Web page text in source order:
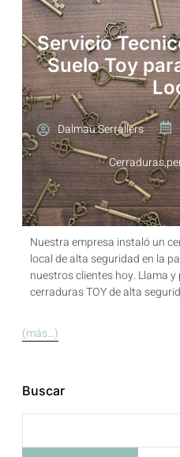
Servicio
Suelo Toy
Dalmau Serrallers
Cerraduras,
Nuestra empresa instaló un
local de alta seguridad en la
nuestros clientes hoy. Llama
cerraduras TOY de alta
(más…)
Buscar